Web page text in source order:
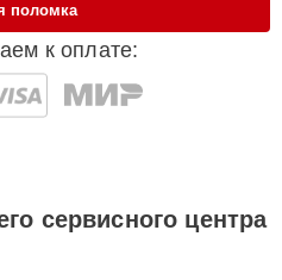
к оплате:
поломка
сервисного центра